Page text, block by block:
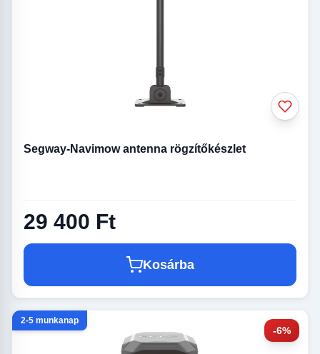
Segway-Navimow antenna rögzítőkészlet
29 400 Ft
Kosárba
-6%
2-5 munkanap